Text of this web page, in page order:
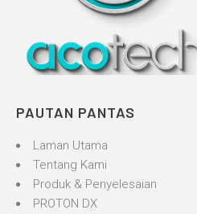
PAUTAN PANTAS
Laman Utama
Tentang Kami
Produk & Penyelesaian
PROTON DX